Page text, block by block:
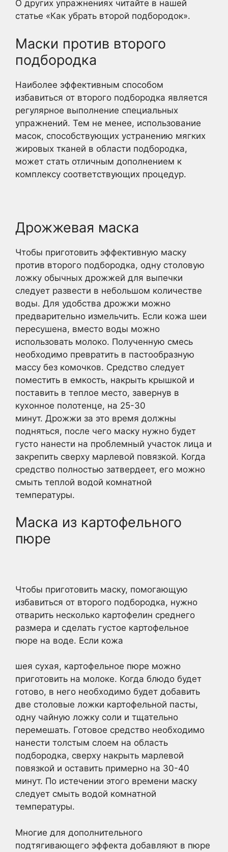
О других упражнениях читайте в нашей
статье «Как убрать второй подбородок».
Маски против второго
подбородка
Наиболее эффективным способом
избавиться от второго подбородка является
регулярное выполнение специальных
упражнений. Тем не менее, использование
масок, способствующих устранению мягких
жировых тканей в области подбородка,
может стать отличным дополнением к
комплексу соответствующих процедур.
Дрожжевая маска
Чтобы приготовить эффективную маску
против второго подбородка, одну столовую
ложку обычных дрожжей для выпечки
следует развести в небольшом количестве
воды. Для удобства дрожжи можно
предварительно измельчить. Если кожа шеи
пересушена, вместо воды можно
использовать молоко. Полученную смесь
необходимо превратить в пастообразную
массу без комочков. Средство следует
поместить в емкость, накрыть крышкой и
поставить в теплое место, завернув в
кухонное полотенце, на 25-30
минут. Дрожжи за это время должны
подняться, после чего маску нужно будет
густо нанести на проблемный участок лица и
закрепить сверху марлевой повязкой. Когда
средство полностью затвердеет, его можно
смыть теплой водой комнатной
температуры.
Маска из картофельного
пюре
Чтобы приготовить маску, помогающую
избавиться от второго подбородка, нужно
отварить несколько картофелин среднего
размера и сделать густое картофельное
пюре на воде. Если кожа
шея сухая, картофельное пюре можно
приготовить на молоке. Когда блюдо будет
готово, в него необходимо будет добавить
две столовые ложки картофельной пасты,
одну чайную ложку соли и тщательно
перемешать. Готовое средство необходимо
нанести толстым слоем на область
подбородка, сверху накрыть марлевой
повязкой и оставить примерно на 30-40
минут. По истечении этого времени маску
следует смыть водой комнатной
температуры.
Многие для дополнительного
подтягивающего эффекта добавляют в пюре